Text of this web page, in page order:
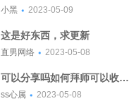
小黑 2023-05-09
这是好东西，求更新
直男网络 2023-05-08
可以分享吗如何拜师可以收我
吗[Watermelon]
ss心属 2023-05-08